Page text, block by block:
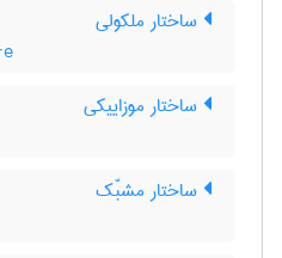
ساختار ملکولی
ساختار موزاییکی
ساختار مشبّک